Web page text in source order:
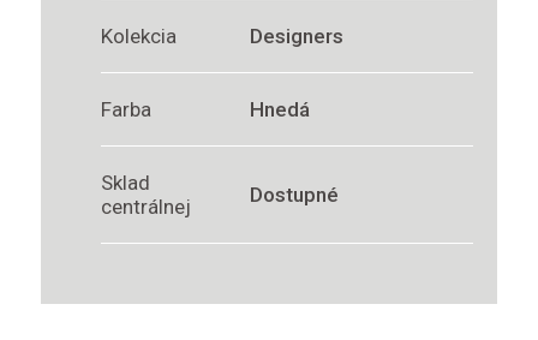
Kolekcia Designers
Farba Hnedá
Sklad
centrálnej
Dostupné